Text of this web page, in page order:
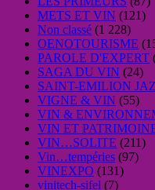
METS ET VIN (121)
Non classé (1 228)
OENOTOURISME
PAROLE D'EXPERT
SAGA DU VIN (24)
SAINT-EMILION
VIGNE & VIN (55)
VIN &
VIN ET
VIN…SOLITE (211)
Vin…tempéries (97)
VINEXPO (131)
vinitech-sifel (7)